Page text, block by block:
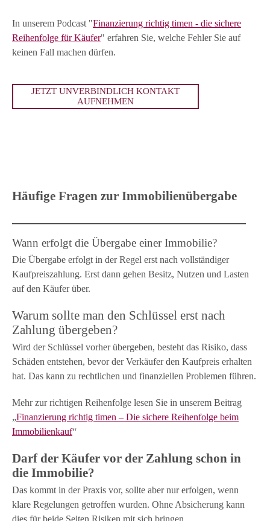
In unserem Podcast "Finanzierung richtig timen - die sichere
Reihenfolge für Käufer" erfahren Sie, welche Fehler Sie auf
keinen Fall machen dürfen.
JETZT UNVERBINDLICH KONTAKT
AUFNEHMEN
Häufige Fragen zur Immobilienübergabe
Wann erfolgt die Übergabe einer Immobilie?
Die Übergabe erfolgt in der Regel erst nach vollständiger
Kaufpreiszahlung. Erst dann gehen Besitz, Nutzen und Lasten
auf den Käufer über.
Warum sollte man den Schlüssel erst nach
Zahlung übergeben?
Wird der Schlüssel vorher übergeben, besteht das Risiko, dass
Schäden entstehen, bevor der Verkäufer den Kaufpreis erhalten
hat. Das kann zu rechtlichen und finanziellen Problemen führen.
Mehr zur richtigen Reihenfolge lesen Sie in unserem Beitrag
„Finanzierung richtig timen – Die sichere Reihenfolge beim
Immobilienkauf“
Darf der Käufer vor der Zahlung schon in
die Immobilie?
Das kommt in der Praxis vor, sollte aber nur erfolgen, wenn
klare Regelungen getroffen wurden. Ohne Absicherung kann
dies für beide Seiten Risiken mit sich bringen.